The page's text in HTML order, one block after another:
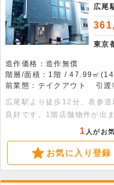
広尾
東京
造作価格：造作無償
階層/面積：1階 / 47.99㎡
前業態：テイクアウト
引渡
広尾駅より徒歩12分、表参
良好です。1階店舗物件が出
はお問い合わせください。
1 人がお
お気に入り登録